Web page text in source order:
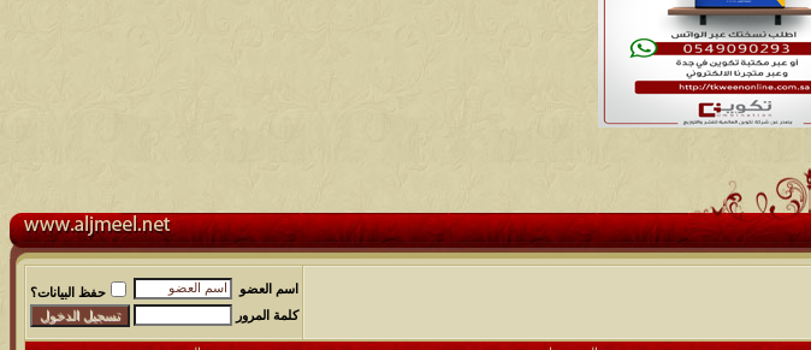
اسم العضو
حفظ البيانات؟
كلمة المرور